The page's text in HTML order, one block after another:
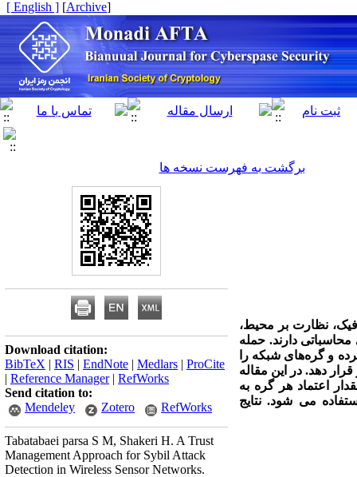
[
Archive
]
[ English ]
برگشت به فهرست نسخه ها
نظارت بر محیط،
دارند. حمله
و گره‌های شبکه را
دهد. در این مقاله
اعتماد هر گره به
می شود. نتایج
Download citation:
BibTeX | RIS | EndNote | Medlars | ProCite
| Reference Manager| RefWorks
Send citation to:
Mendeley
Zotero RefWorks
Tabatabaei parsa S M, Shakeri H. A Trust
Management Approach for Sybil Attack
Detection in Wireless Sensor Networks.